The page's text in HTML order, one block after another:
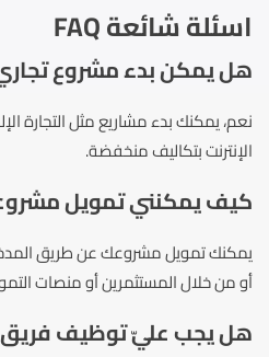
اسئلة شائعة FAQ
هل يمكن بدء مشروع
نعم، يمكنك بدء مشاريع مثل التجارة
الإنترنت بتكاليف منخفضة.
كيف يمكنني تمويل
يمكنك تمويل مشروعك عن طريق
أو من خلال المستثمرين أو منصات
هل يجب عليّ توظيف